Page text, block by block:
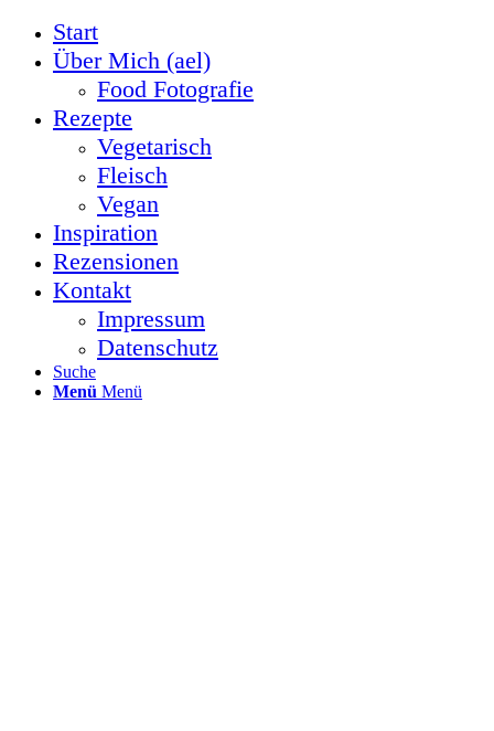
Start
Über Mich (ael)
Food Fotografie
Rezepte
Vegetarisch
Fleisch
Vegan
Inspiration
Rezensionen
Kontakt
Impressum
Datenschutz
Suche
Menü Menü